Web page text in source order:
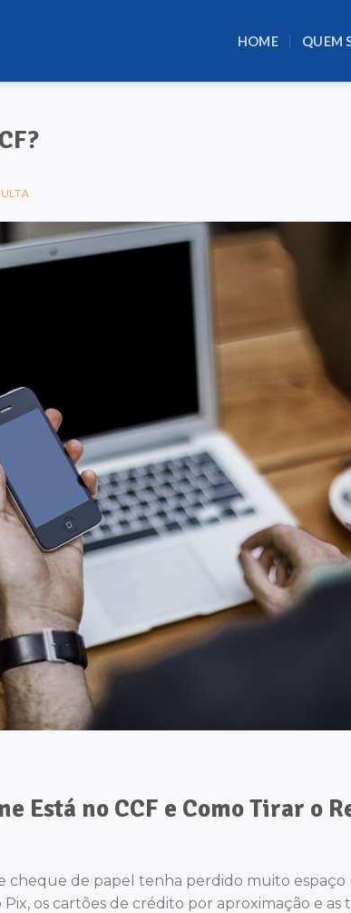
HOME QUEM
Está no CCF e Como Tirar o
cheque de papel tenha perdido muito espaço
os cartões de crédito por aproximação e as